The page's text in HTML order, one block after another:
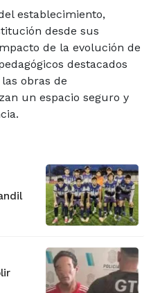
establecimiento,
desde sus
de la evolución de
destacados
obras de
un espacio seguro y